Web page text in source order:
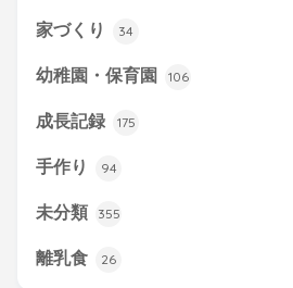
家づくり 34
幼稚園・保育園 106
成長記録 175
手作り 94
未分類 355
離乳食 26